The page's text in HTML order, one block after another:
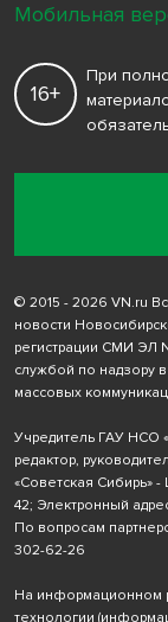
16+
При
© 2015 - 2026 VN.ru
новости
регистрации СМИ ЭЛ
службой по надзору
массовых
Учредитель ГАУ НСО
редактор,
«Советская Сибирь»
42; Электронный
По вопросам
302-62-26
На информационном
технологии
Мобильная